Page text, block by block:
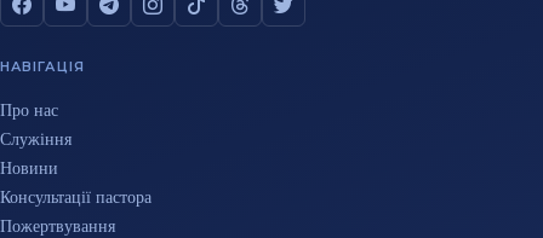
НАВІГАЦІЯ
Про нас
Служіння
Новини
Консультації пастора
Пожертвування